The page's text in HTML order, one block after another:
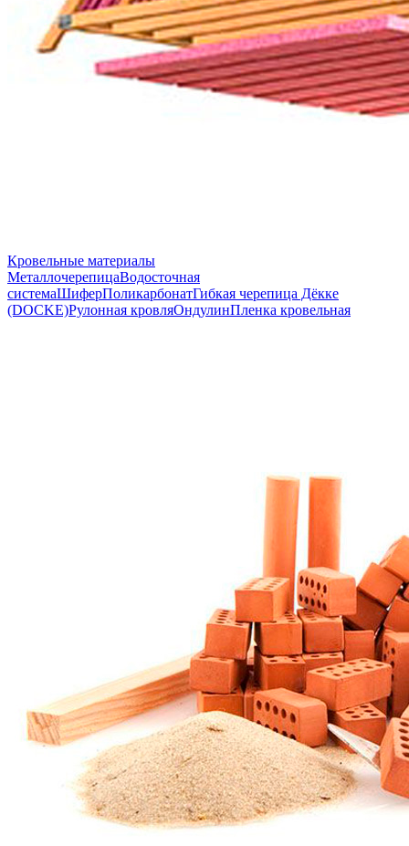
Кровельные материалы
МеталлочерепицаВодосточная
системаШиферПоликарбонатГибкая черепица Дёкке
(DOCKE)Рулонная кровляОндулинПленка кровельная